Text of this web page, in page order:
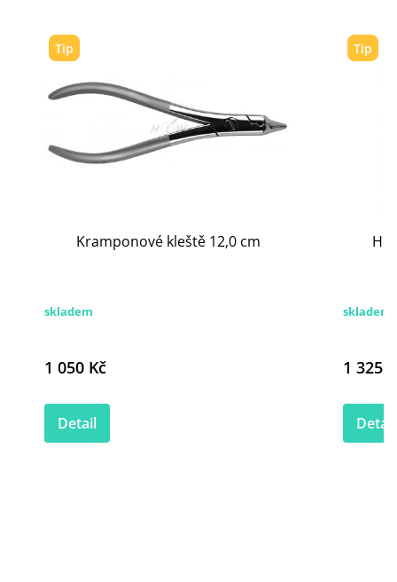
Tip
Kramponové kleště 12,0 cm
skladem
1 050 Kč
Detail
Tip
skladem
1 325
Detail